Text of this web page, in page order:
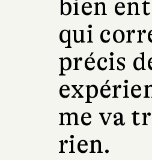
bien
qui
précis
me va
rien.